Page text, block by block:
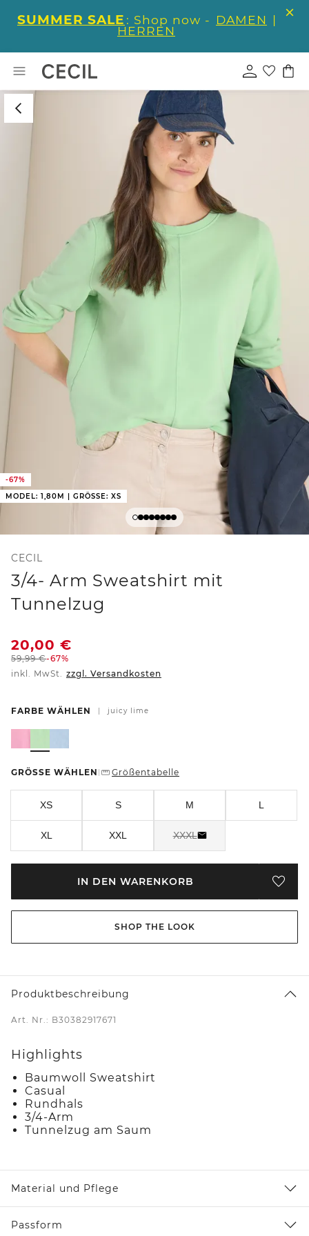
SUMMER SALE : Shop now - DAMEN |
HERREN
-67%
MODEL: 1,80M | GRÖSSE: XS
CECIL
3/4- Arm Sweatshirt mit
Tunnelzug
20,00 €
59,99€-67%
inkl. MwSt. zzgl. Versandkosten
FARBE WÄHLEN juicy lime
GRÖSSE WÄHLEN Größentabelle
XS S M L
XL XXL XXXL
IN DEN WARENKORB
SHOP THE LOOK
Produktbeschreibung
Art. Nr.: B30382917671
Highlights
Baumwoll Sweatshirt
Casual
Rundhals
3/4-Arm
Tunnelzug am Saum
Material und Pflege
Passform